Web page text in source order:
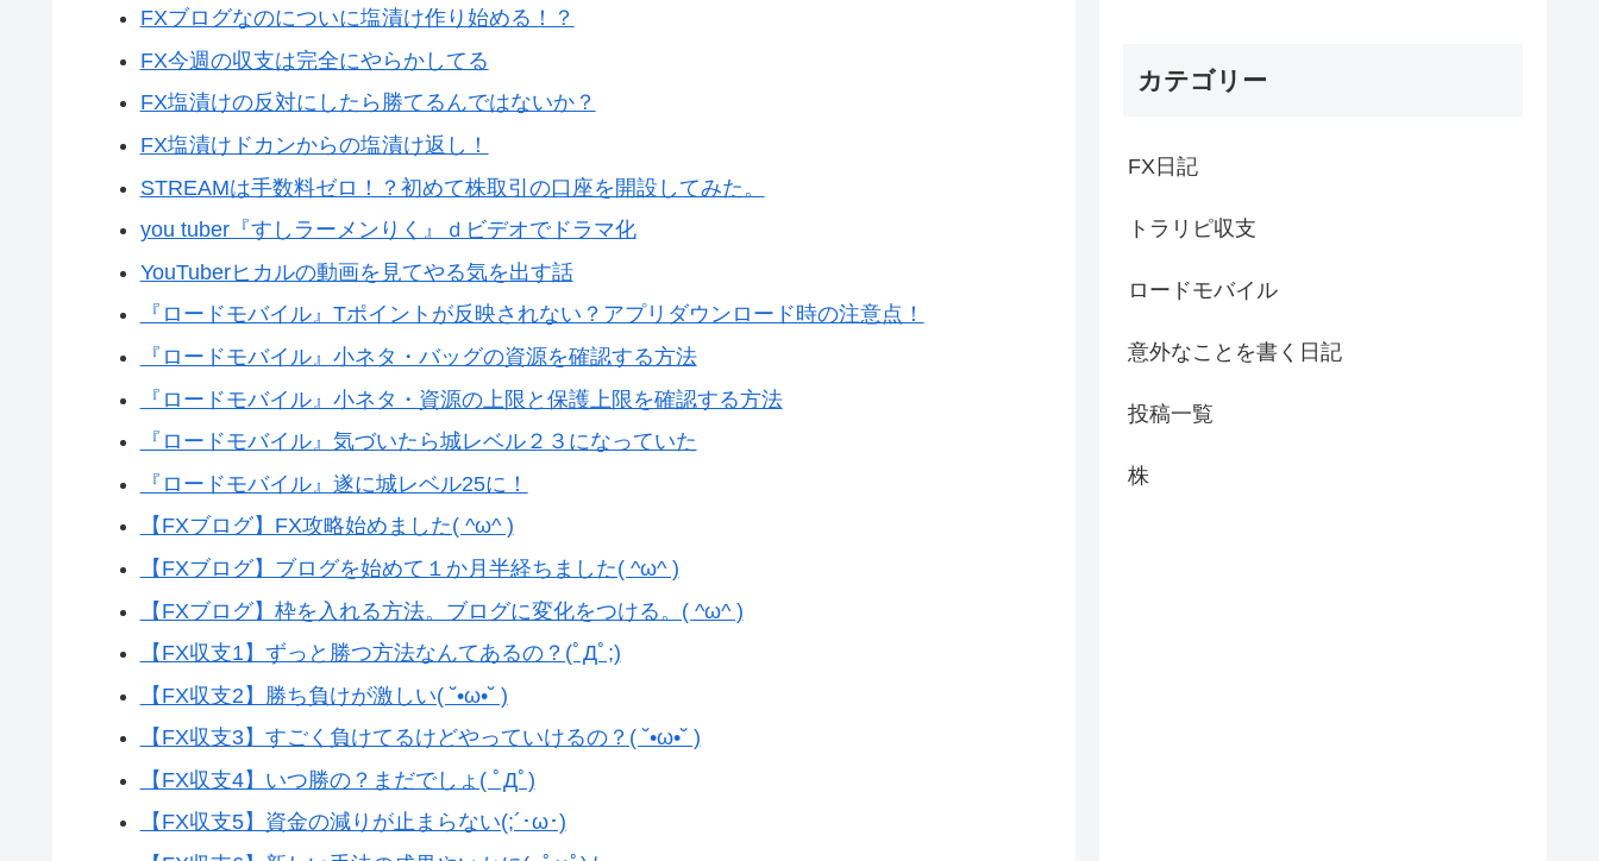
FXブログなのについに塩漬け作り始める！？
FX今週の収支は完全にやらかしてる
FX塩漬けの反対にしたら勝てるんではないか？
FX塩漬けドカンからの塩漬け返し！
STREAMは手数料ゼロ！？初めて株取引の口座を開設してみた。
you tuber『すしラーメンりく』ｄビデオでドラマ化
YouTuberヒカルの動画を見てやる気を出す話
『ロードモバイル』Tポイントが反映されない？アプリダウンロード時の注意点！
『ロードモバイル』小ネタ・バッグの資源を確認する方法
『ロードモバイル』小ネタ・資源の上限と保護上限を確認する方法
『ロードモバイル』気づいたら城レベル２３になっていた
『ロードモバイル』遂に城レベル25に！
【FXブログ】FX攻略始めました( ^ω^ )
【FXブログ】ブログを始めて１か月半経ちました( ^ω^ )
【FXブログ】枠を入れる方法。ブログに変化をつける。( ^ω^ )
【FX収支1】ずっと勝つ方法なんてあるの？(ﾟДﾟ;)
【FX収支2】勝ち負けが激しい( ˘•ω•˘ )
【FX収支3】すごく負けてるけどやっていけるの？( ˘•ω•˘ )
【FX収支4】いつ勝の？まだでしょ( ﾟДﾟ)
【FX収支5】資金の減りが止まらない(;´･ω･)
カテゴリー
FX日記
トラリピ収支
ロードモバイル
意外なことを書く日記
投稿一覧
株